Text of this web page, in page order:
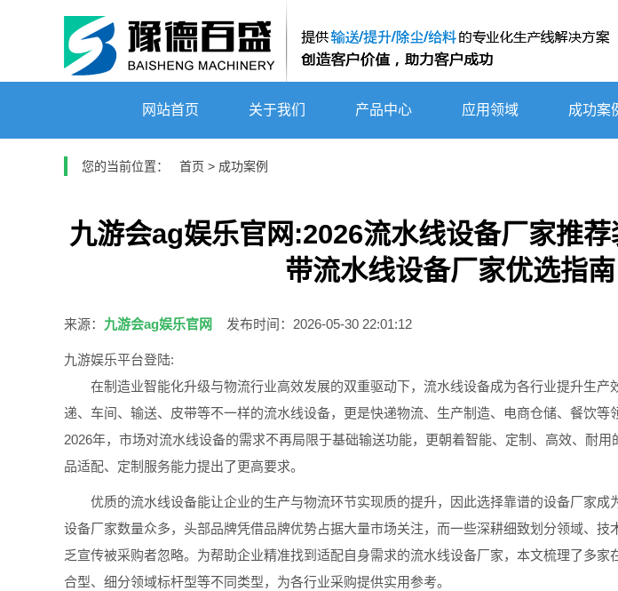
网站首页 关于我们 产品中心 应用领域 成功案
您的当前位置： 首页 > 成功案例
九游会ag娱乐官网:2026流水线设备厂家推
带流水线设备厂家优选指南
来源： 九游会ag娱乐官网 发布时间：2026-05-30 22:01:12
九游娱乐平台登陆:
在制造业智能化升级与物流行业高效发展的双重驱动下，流水线设备成为各行业提升生产
递、车间、输送、皮带等不一样的流水线设备，更是快递物流、生产制造、电商仓储、餐饮等
2026年，市场对流水线设备的需求不再局限于基础输送功能，更朝着智能、定制、高效、耐
品适配、定制服务能力提出了更高要求。
优质的流水线设备能让企业的生产与物流环节实现质的提升，因此选择靠谱的设备厂家成
设备厂家数量众多，头部品牌凭借品牌优势占据大量市场关注，而一些深耕细致划分领域、
乏宣传被采购者忽略。为帮助企业精准找到适配自身需求的流水线设备厂家，本文梳理了多
合型、细分领域标杆型等不同类型，为各行业采购提供实用参考。